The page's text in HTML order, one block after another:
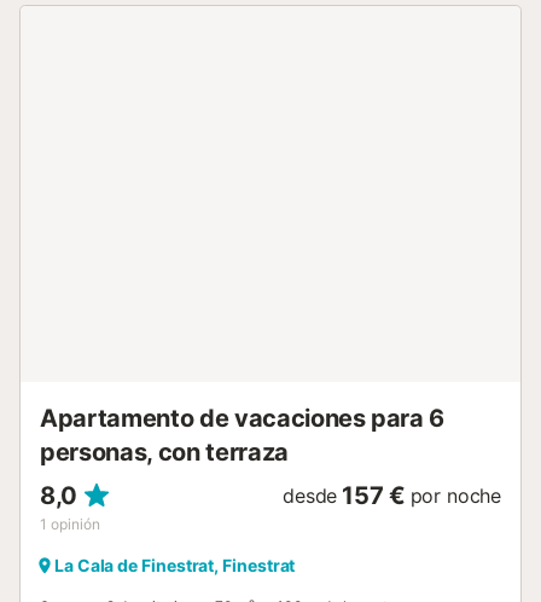
Apartamento de vacaciones para 6
personas, con terraza
8,0
1 opinión
desde 157 € por noche
La Cala de Finestrat, Finestrat